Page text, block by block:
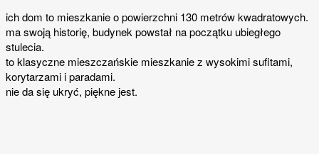
ich dom to mieszkanie o powierzchni 130 metrów kwadratowych.
ma swoją historię, budynek powstał na początku ubiegłego
stulecia.
to klasyczne mieszczańskie mieszkanie z wysokimi sufitami,
korytarzami i paradami.
nie da się ukryć, piękne jest.